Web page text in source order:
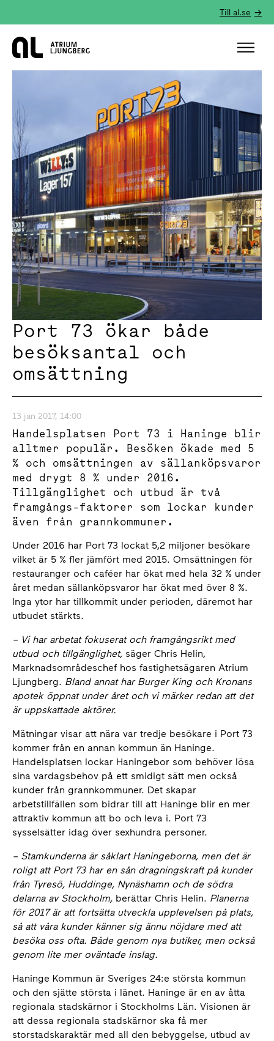
Till al.se
Hem
Port 73 ökar både
besöksantal och
omsättning
13 jan 2017, 14:00
Handelsplatsen Port 73 i Haninge blir
alltmer populär. Besöken ökade med 5
% och omsättningen av sällanköpsvaror
med drygt 8 % under 2016.
Tillgänglighet och utbud är två
framgångs-faktorer som lockar kunder
även från grannkommuner.
Under 2016 har Port 73 lockat 5,2 miljoner besökare
vilket är 5 % fler jämfört med 2015. Omsättningen för
restauranger och caféer har ökat med hela 32 % under
året medan sällanköpsvaror har ökat med över 8 %.
Inga ytor har tillkommit under perioden, däremot har
utbudet stärkts.
– Vi har arbetat fokuserat och framgångsrikt med
utbud och tillgänglighet, säger Chris Helin,
Marknadsområdeschef hos fastighetsägaren Atrium
Ljungberg. Bland annat har Burger King och Kronans
apotek öppnat under året och vi märker redan att det
är uppskattade aktörer.
Mätningar visar att nära var tredje besökare i Port 73
kommer från en annan kommun än Haninge.
Handelsplatsen lockar Haningebor som behöver lösa
sina vardagsbehov på ett smidigt sätt men också
kunder från grannkommuner. Det skapar
arbetstillfällen som bidrar till att Haninge blir en mer
attraktiv kommun att bo och leva i. Port 73
sysselsätter idag över sexhundra personer.
– Stamkunderna är såklart Haningeborna, men det är
roligt att Port 73 har en sån dragningskraft på kunder
från Tyresö, Huddinge, Nynäshamn och de södra
delarna av Stockholm, berättar Chris Helin. Planerna
för 2017 är att fortsätta utveckla upplevelsen på plats,
så att våra kunder känner sig ännu nöjdare med att
besöka oss ofta. Både genom nya butiker, men också
genom lite mer oväntade inslag.
Haninge Kommun är Sveriges 24:e största kommun
och den sjätte största i länet. Haninge är en av åtta
regionala stadskärnor i Stockholms Län. Visionen är
att dessa regionala stadskärnor ska få mer
storstadskaraktär med all den bebyggelse, utbud av